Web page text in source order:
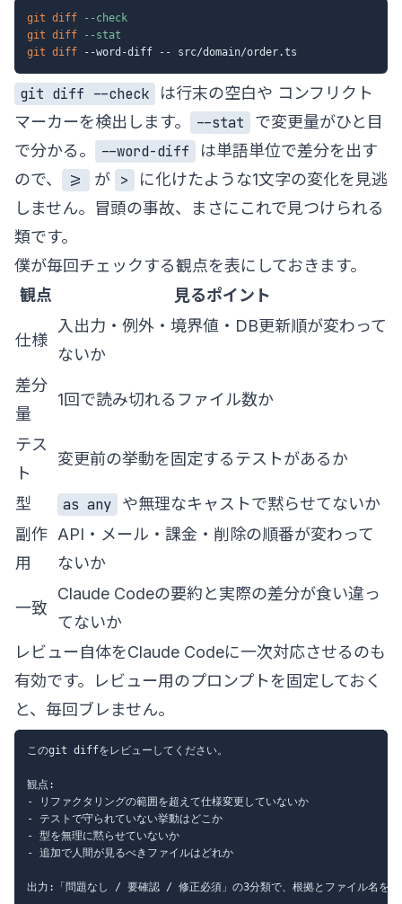
git diff
--check
git diff
--stat
git diff
git diff --check
は行末の空白や コンフリクト
マーカーを検出します。
--stat
で変更量がひと目
で分かる。
--word-diff
は単語単位で差分を出す
ので、
>= が >
に化けたような1文字の変化を見逃
しません。冒頭の事故、まさにこれで見つけられる
類です。
僕が毎回チェックする観点を表にしておきます。
観点
見るポイント
仕様
入出力・例外・境界値・DB更新順が変わって
ないか
差分
量
1回で読み切れるファイル数か
テス
ト
変更前の挙動を固定するテストがあるか
型 as any
や無理なキャストで黙らせてないか
副作
用
API・メール・課金・削除の順番が変わって
ないか
一致
Claude Codeの要約と実際の差分が食い違っ
てないか
レビュー自体をClaude Codeに一次対応させるのも
有効です。レビュー用のプロンプトを固定しておく
と、毎回ブレません。
このgit diffをレビューしてください。
観点:
- リファクタリングの範囲を超えて仕様変更していないか
- テストで守られていない挙動はどこか
- 型を無理に黙らせていないか
- 追加で人間が見るべきファイルはどれか